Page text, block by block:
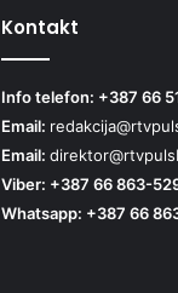
Kontakt
Info telefon: +387 66
Email:
Email:
Viber: +387 66 863-
Whatsapp: +387 66